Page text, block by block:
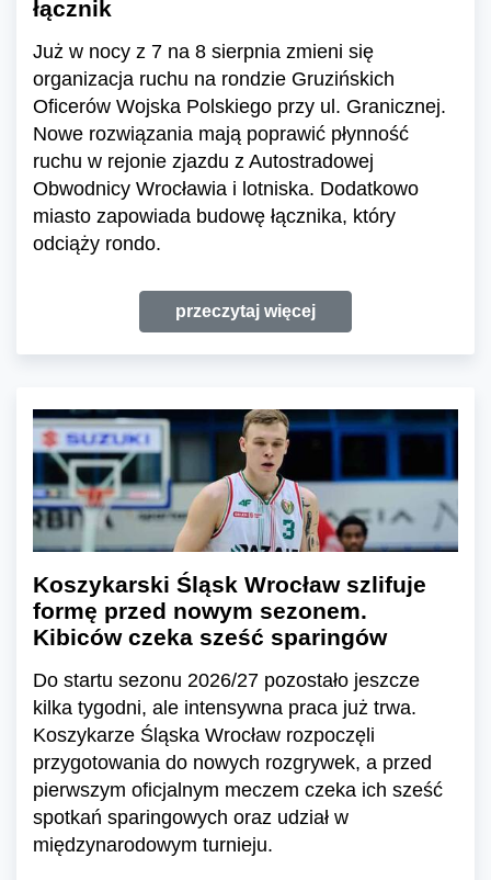
łącznik
Już w nocy z 7 na 8 sierpnia zmieni się
organizacja ruchu na rondzie Gruzińskich
Oficerów Wojska Polskiego przy ul. Granicznej.
Nowe rozwiązania mają poprawić płynność
ruchu w rejonie zjazdu z Autostradowej
Obwodnicy Wrocławia i lotniska. Dodatkowo
miasto zapowiada budowę łącznika, który
odciąży rondo.
przeczytaj więcej
Koszykarski Śląsk Wrocław szlifuje
formę przed nowym sezonem.
Kibiców czeka sześć sparingów
Do startu sezonu 2026/27 pozostało jeszcze
kilka tygodni, ale intensywna praca już trwa.
Koszykarze Śląska Wrocław rozpoczęli
przygotowania do nowych rozgrywek, a przed
pierwszym oficjalnym meczem czeka ich sześć
spotkań sparingowych oraz udział w
międzynarodowym turnieju.